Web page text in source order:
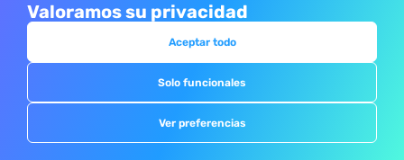
Valoramos su privacidad
Aceptar todo
Solo funcionales
Ver preferencias
Ver Tutorial
Política de privacidad -
Política de redes sociales
- Política de cookies - Canal de
denuncias